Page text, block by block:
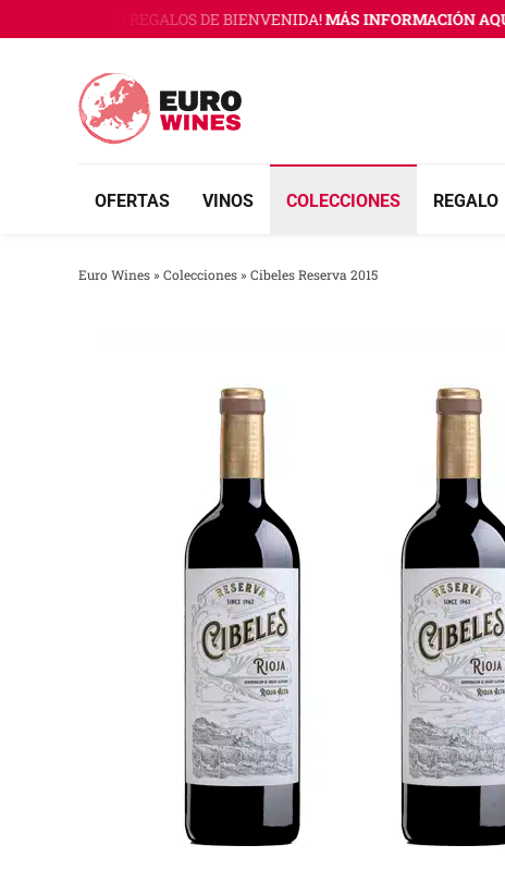
al
WINES CON 3 REGALOS DE BIENVENIDA!MÁS INFORMACIÓN AQUÍ
OFERTAS VINOS COLECCIONES REGALO
Euro Wines» Colecciones» Cibeles Reserva 2015